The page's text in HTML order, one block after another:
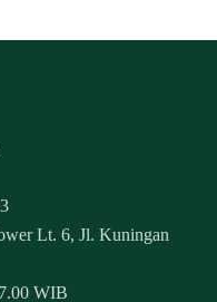
Lt. 6, Jl. Kuningan
WIB